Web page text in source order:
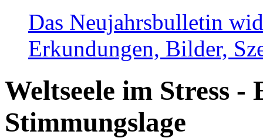
Das Neujahrsbulletin
Erkundungen, Bilder,
Weltseele im Stress -
Stimmungslage